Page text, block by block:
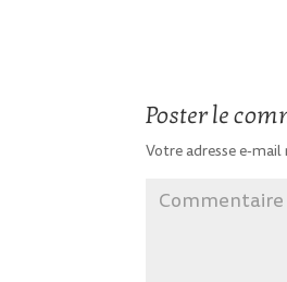
Poster le
Votre adresse e-mail